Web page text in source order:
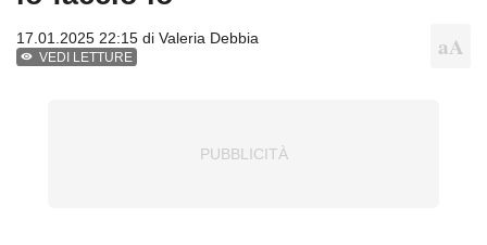
17.01.2025 22:15 di Valeria Debbia
VEDI LETTURE